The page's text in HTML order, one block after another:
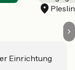
Einrichtung